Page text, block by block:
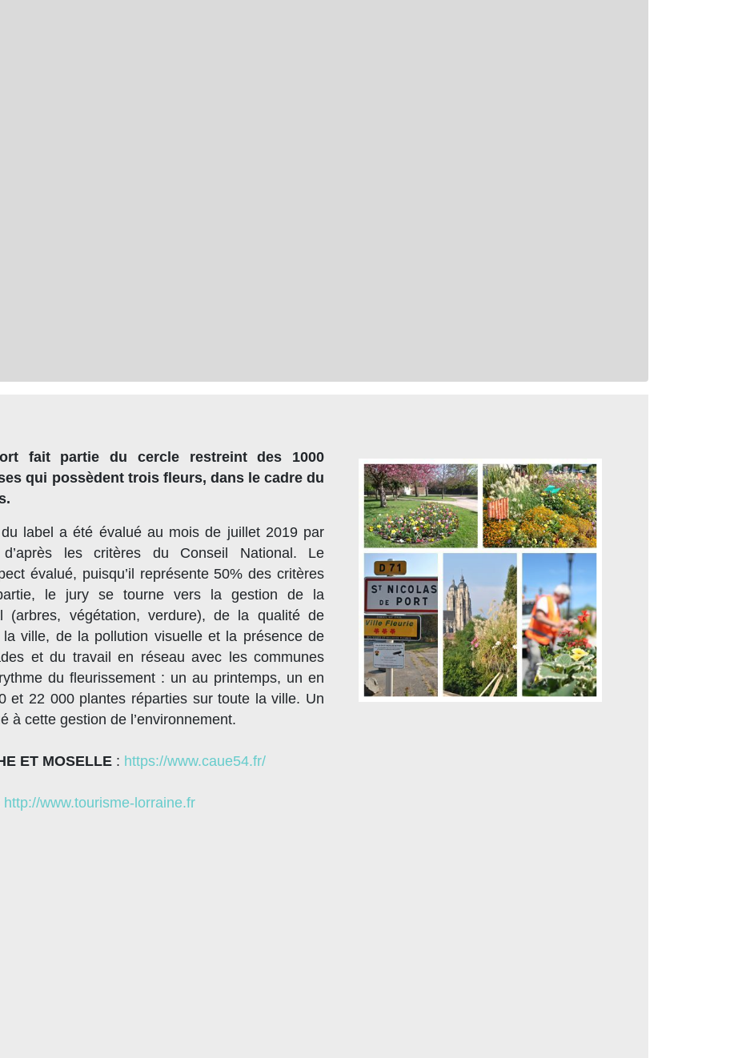
fait partie du cercle restreint des 1000
qui possèdent trois fleurs, dans le cadre du
label a été évalué au mois de juillet 2019 par
les critères du Conseil National. Le
évalué, puisqu’il représente 50% des critères
le jury se tourne vers la gestion de la
(arbres, végétation, verdure), de la qualité de
la ville, de la pollution visuelle et la présence de
et du travail en réseau avec les communes
du fleurissement : un au printemps, un en
et 22 000 plantes réparties sur toute la ville. Un
à cette gestion de l’environnement.
ET MOSELLE : https://www.caue54.fr/
http://www.tourisme-lorraine.fr